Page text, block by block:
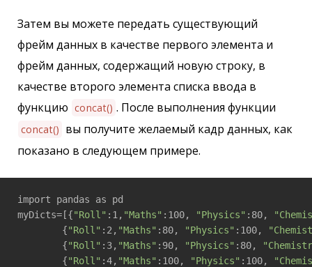
Затем вы можете передать существующий
фрейм данных в качестве первого элемента и
фрейм данных, содержащий новую строку, в
качестве второго элемента списка ввода в
функцию concat() . После выполнения функции
concat() вы получите желаемый кадр данных, как
показано в следующем примере.
import pandas as pd
myDicts=[{"Roll" :1, "Maths" :100, "Physics" :80,
        {
"Roll" :2, "Maths" :80, "Physics" :100,
        {
"Roll" :3, "Maths" :90, "Physics" :80,
        {
"Roll" :4, "Maths" :100, "Physics" :100,